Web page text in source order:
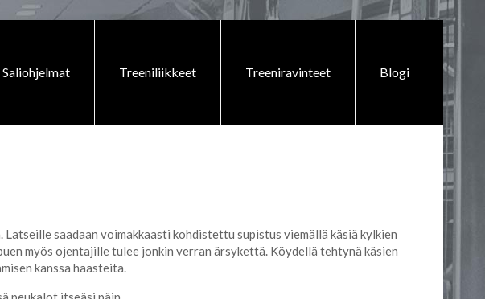
Saliohjelmat Treeniliikkeet Treeniravinteet Blogi
saadaan voimakkaasti kohdistettu supistus viemällä käsiä kylkien
myös ojentajille tulee jonkin verran ärsykettä. Köydellä tehtynä käsien
kanssa haasteita.